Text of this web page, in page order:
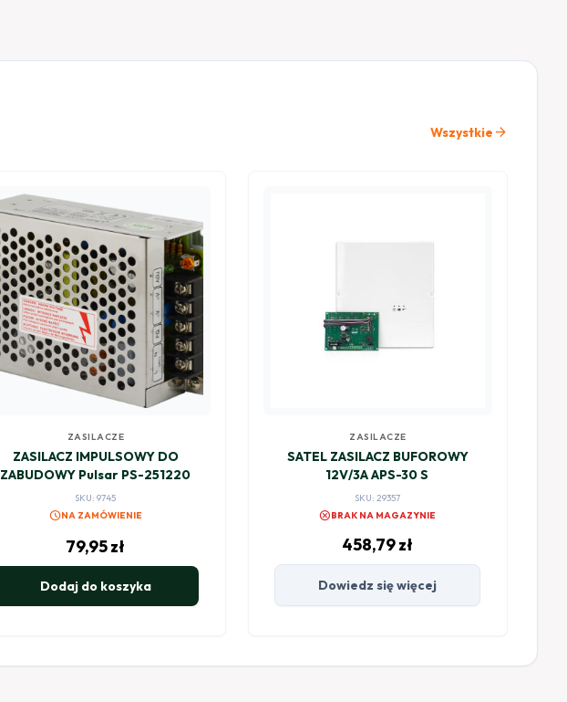
Wszystkie arrow_forward
ZASILACZE
ZASILACZ IMPULSOWY DO
ZABUDOWY Pulsar PS-251220
SKU: 9745
scheduleNA ZAMÓWIENIE
79,95zł
Dodaj do koszyka
ZASILACZE
SATEL ZASILACZ BUFOROWY
12V/3A APS-30 S
SKU: 29357
cancelBRAK NA MAGAZYNIE
458,79zł
Dowiedz się więcej